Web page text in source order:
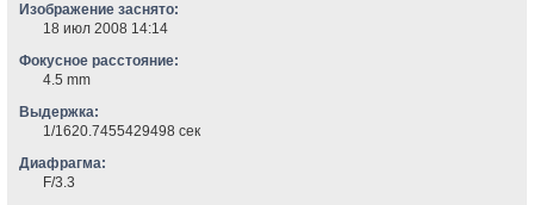
Изображение заснято:
18 июл 2008 14:14
Фокусное расстояние:
4.5 mm
Выдержка:
1/1620.7455429498 сек
Диафрагма:
F/3.3